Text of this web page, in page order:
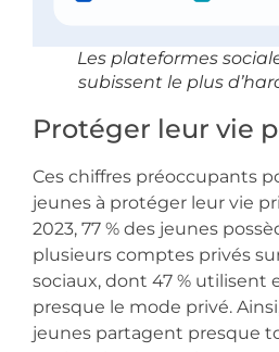
Les plateformes
subissent le plus
Protéger leur vie
Ces chiffres préoccupants
jeunes à protéger leur vie
2023, 77 % des jeunes
plusieurs comptes privés
sociaux, dont 47 % utilisent
presque le mode privé.
jeunes partagent presque